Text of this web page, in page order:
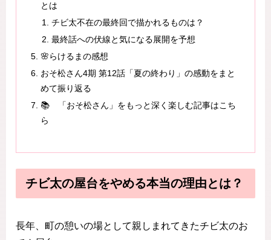
とは
チビ太不在の最終回で描かれるものは？
最終話への伏線と気になる展開を予想
🌸らけるまの感想
おそ松さん4期 第12話「夏の終わり」の感動をまと
めて振り返る
📚 「おそ松さん」をもっと深く楽しむ記事はこち
ら
チビ太の屋台をやめる本当の理由とは？
長年、町の憩いの場として親しまれてきたチビ太のお